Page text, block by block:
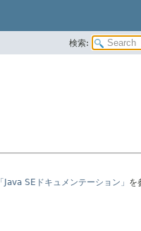
検索:
「Java SEドキュメンテーション」 を